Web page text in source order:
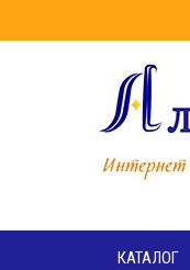
КАТАЛОГ